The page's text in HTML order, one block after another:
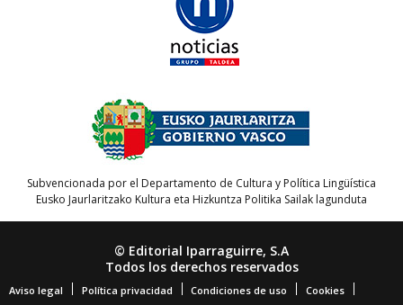
Subvencionada por el Departamento de Cultura y Política Lingüística
Eusko Jaurlaritzako Kultura eta Hizkuntza Politika Sailak lagunduta
© Editorial Iparraguirre, S.A
Todos los derechos reservados
Aviso legal Política privacidad Condiciones de uso Cookies